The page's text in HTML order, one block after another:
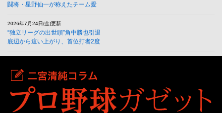
闘将・星野仙一が称えたチーム愛
2026年7月24日(金)更新
“独立リーグの出世頭”角中勝也引退
底辺から這い上がり、首位打者2度